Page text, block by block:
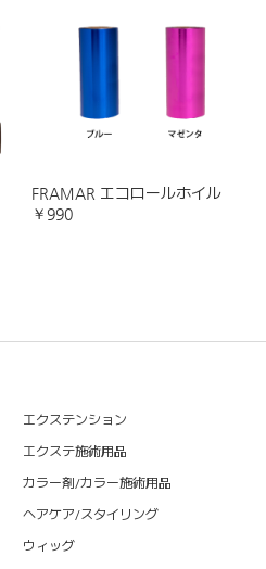
FRAMAR エコロールホイル
￥990
エクステンション
エクステ施術用品
カラー剤/カラー施術用品
ヘアケア/スタイリング
ウィッグ